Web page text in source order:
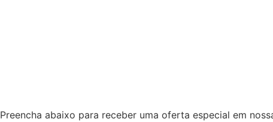
Preencha abaixo para receber uma oferta especial em